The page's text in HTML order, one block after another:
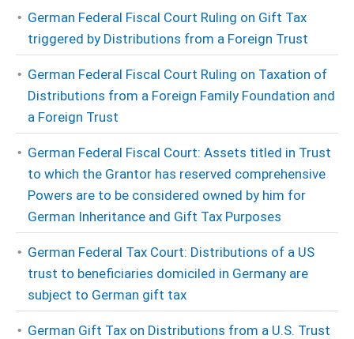
German Federal Fiscal Court Ruling on Gift Tax
triggered by Distributions from a Foreign Trust
German Federal Fiscal Court Ruling on Taxation of
Distributions from a Foreign Family Foundation and
a Foreign Trust
German Federal Fiscal Court: Assets titled in Trust
to which the Grantor has reserved comprehensive
Powers are to be considered owned by him for
German Inheritance and Gift Tax Purposes
German Federal Tax Court: Distributions of a US
trust to beneficiaries domiciled in Germany are
subject to German gift tax
German Gift Tax on Distributions from a U.S. Trust